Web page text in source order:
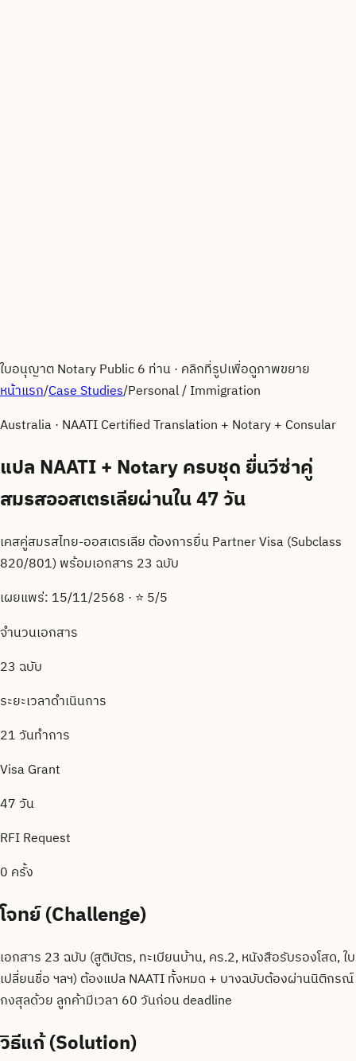
ใบอนุญาต Notary Public 6 ท่าน· คลิกที่รูปเพื่อดูภาพขยาย
หน้าแรก/Case Studies/Personal / Immigration
Australia · NAATI Certified Translation + Notary + Consular
แปล NAATI + Notary ครบชุด ยื่นวีซ่าคู่
สมรสออสเตรเลียผ่านใน 47 วัน
เคสคู่สมรสไทย-ออสเตรเลีย ต้องการยื่น Partner Visa (Subclass
820/801) พร้อมเอกสาร 23 ฉบับ
เผยแพร่: 15/11/2568 · ⭐ 5/5
จำนวนเอกสาร
23 ฉบับ
ระยะเวลาดำเนินการ
21 วันทำการ
Visa Grant
47 วัน
RFI Request
0 ครั้ง
โจทย์ (Challenge)
เอกสาร 23 ฉบับ (สูติบัตร, ทะเบียนบ้าน, คร.2, หนังสือรับรองโสด, ใบ
เปลี่ยนชื่อ ฯลฯ) ต้องแปล NAATI ทั้งหมด + บางฉบับต้องผ่านนิติกรณ์
กงสุลด้วย ลูกค้ามีเวลา 60 วันก่อน deadline
วิธีแก้ (Solution)